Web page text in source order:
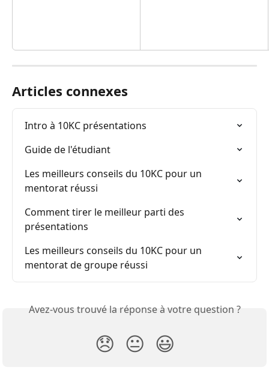
Articles connexes
Intro à 10KC présentations
Guide de l'étudiant
Les meilleurs conseils du 10KC pour un
mentorat réussi
Comment tirer le meilleur parti des
présentations
Les meilleurs conseils du 10KC pour un
mentorat de groupe réussi
Avez-vous trouvé la réponse à votre question ?
😞 😐 😃